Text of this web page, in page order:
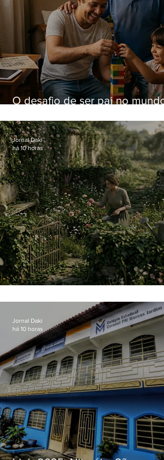
O desafio de ser pai no mundo
Jornal Daki
há 10 horas
Jornal Daki
há 10 horas